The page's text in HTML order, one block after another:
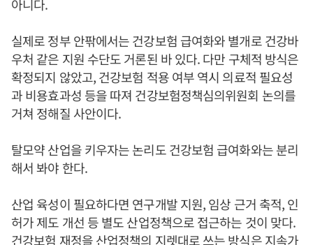
아니다.
실제로 정부 안팎에서는 건강보험 급여화와 별개로 건강바
우처 같은 지원 수단도 거론된 바 있다. 다만 구체적 방식은
확정되지 않았고, 건강보험 적용 여부 역시 의료적 필요성
과 비용효과성 등을 따져 건강보험정책심의위원회 논의를
거쳐 정해질 사안이다.
탈모약 산업을 키우자는 논리도 건강보험 급여화와는 분리
해서 봐야 한다.
산업 육성이 필요하다면 연구개발 지원, 임상 근거 축적, 인
허가 제도 개선 등 별도 산업정책으로 접근하는 것이 맞다.
건강보험 재정을 산업정책의 지렛대로 쓰는 방식은 지속가